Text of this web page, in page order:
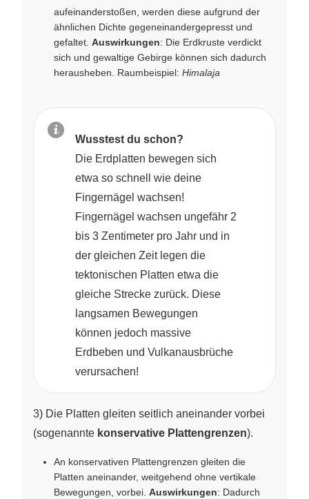
aufeinanderstoßen, werden diese aufgrund der
ähnlichen Dichte gegeneinandergepresst und
gefaltet. Auswirkungen: Die Erdkruste verdickt
sich und gewaltige Gebirge können sich dadurch
herausheben. Raumbeispiel: Himalaja
Wusstest du schon?
Die Erdplatten bewegen sich
etwa so schnell wie deine
Fingernägel wachsen!
Fingernägel wachsen ungefähr 2
bis 3 Zentimeter pro Jahr und in
der gleichen Zeit legen die
tektonischen Platten etwa die
gleiche Strecke zurück. Diese
langsamen Bewegungen
können jedoch massive
Erdbeben und Vulkanausbrüche
verursachen!
3) Die Platten gleiten seitlich aneinander vorbei
(sogenannte konservative Plattengrenzen).
An konservativen Plattengrenzen gleiten die
Platten aneinander, weitgehend ohne vertikale
Bewegungen, vorbei. Auswirkungen: Dadurch